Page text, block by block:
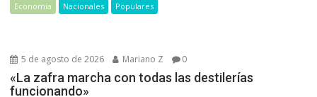
Economía Nacionales Populares
5 de agosto de 2026 Mariano Z 0
«La zafra marcha con todas las destilerías
funcionando»